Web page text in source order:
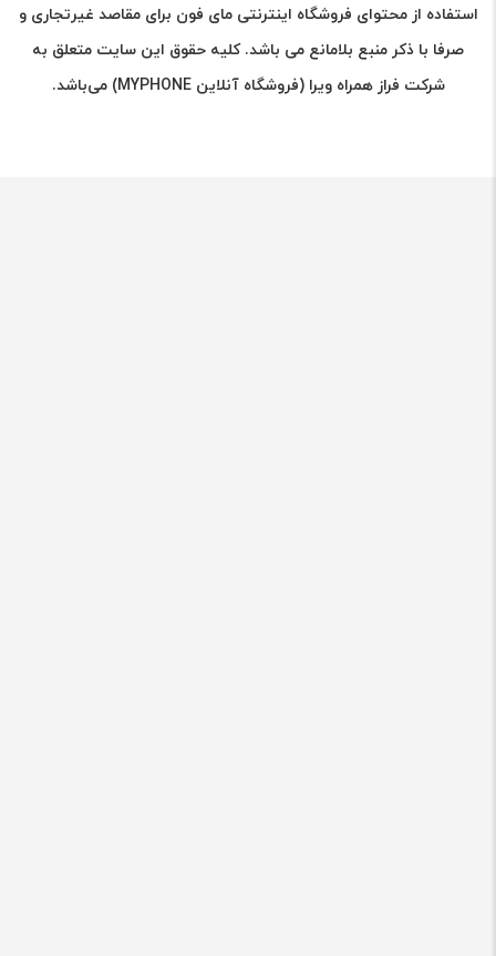
استفاده از محتوای فروشگاه اینترنتی مای فون برای مقاصد غیرتجاری و
صرفا با ذکر منبع بلامانع می باشد. کلیه حقوق این سایت متعلق به
شرکت فراز همراه ویرا (فروشگاه آنلاین MYPHONE) می‌باشد.